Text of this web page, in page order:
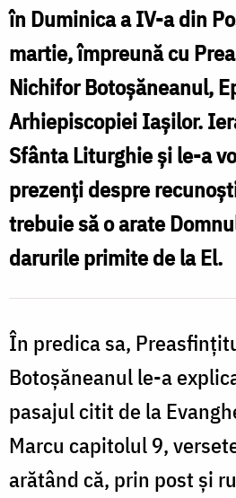
în Duminica a IV-a din
martie, împreună cu
Nichifor Botoșăneanul,
Arhiepiscopiei Iașilor.
Sfânta Liturghie și le-a
prezenți despre
trebuie să o arate
darurile primite de la El.
În predica sa,
Botoșăneanul le-a
pasajul citit de la
Marcu capitolul 9,
arătând că, prin post și